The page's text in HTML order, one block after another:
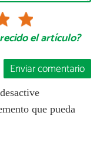
el artículo?
Enviar comentario
que pueda